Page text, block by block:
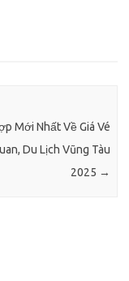
Mới Nhất Về Giá Vé
Du Lịch Vũng Tàu
2025 →